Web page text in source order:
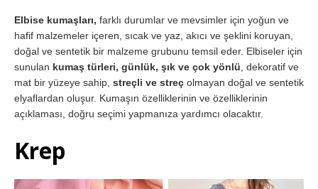
Elbise kumaşları, farklı durumlar ve mevsimler için yoğun ve
hafif malzemeler içeren, sıcak ve yaz, akıcı ve şeklini koruyan,
doğal ve sentetik bir malzeme grubunu temsil eder. Elbiseler için
sunulan kumaş türleri, günlük, şık ve çok yönlü, dekoratif ve
mat bir yüzeye sahip, streçli ve streç olmayan doğal ve sentetik
elyaflardan oluşur. Kumaşın özelliklerinin ve özelliklerinin
açıklaması, doğru seçimi yapmanıza yardımcı olacaktır.
Krep